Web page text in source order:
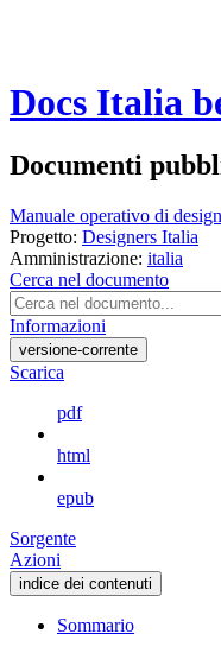
Docs Italia
Documenti
Manuale operativo di design
Progetto: Designers Italia
Amministrazione: italia
Cerca nel documento
Informazioni
versione-corrente
Scarica
pdf
html
epub
Sorgente
Azioni
indice dei contenuti
Sommario